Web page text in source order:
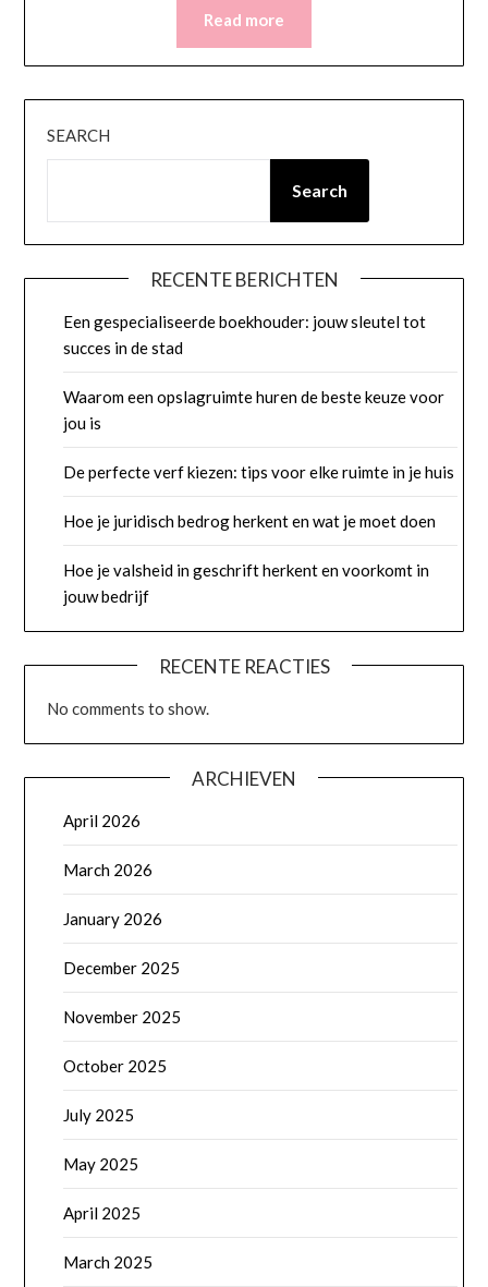
Read more
SEARCH
Search
RECENTE BERICHTEN
Een gespecialiseerde boekhouder: jouw sleutel tot
succes in de stad
Waarom een opslagruimte huren de beste keuze voor
jou is
De perfecte verf kiezen: tips voor elke ruimte in je huis
Hoe je juridisch bedrog herkent en wat je moet doen
Hoe je valsheid in geschrift herkent en voorkomt in
jouw bedrijf
RECENTE REACTIES
No comments to show.
ARCHIEVEN
April 2026
March 2026
January 2026
December 2025
November 2025
October 2025
July 2025
May 2025
April 2025
March 2025